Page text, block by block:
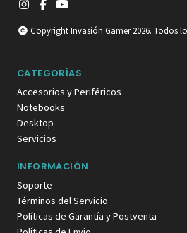
Copyright Invasión Gamer 2026. Todos
CATEGORÍAS
Accesorios y Periféricos
Notebooks
Desktop
Servicios
INFORMACIÓN
Soporte
Términos del Servicio
Políticas de Garantía y Postventa